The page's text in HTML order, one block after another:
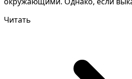
Читать